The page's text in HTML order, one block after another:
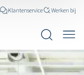
Klantenservice Werken bij